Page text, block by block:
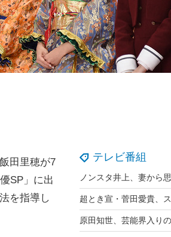
テレビ番組
田里穂が7
SP」に出
を指導し